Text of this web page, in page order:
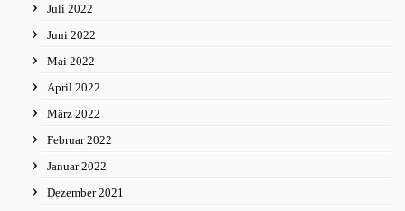
Juli 2022
Juni 2022
Mai 2022
April 2022
März 2022
Februar 2022
Januar 2022
Dezember 2021